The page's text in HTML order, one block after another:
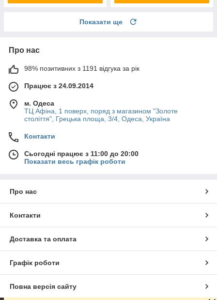
Показати ще
Про нас
98% позитивних з 1191 відгука за рік
Працює з 24.09.2014
м. Одеса
ТЦ Афіна, 1 поверх, поряд з магазином "Золоте
століття", Грецька площа, 3/4, Одеса, Україна
Контакти
Сьогодні працює з 11:00 до 20:00
Показати весь графік роботи
Про нас
Контакти
Доставка та оплата
Графік роботи
Повна версія сайту